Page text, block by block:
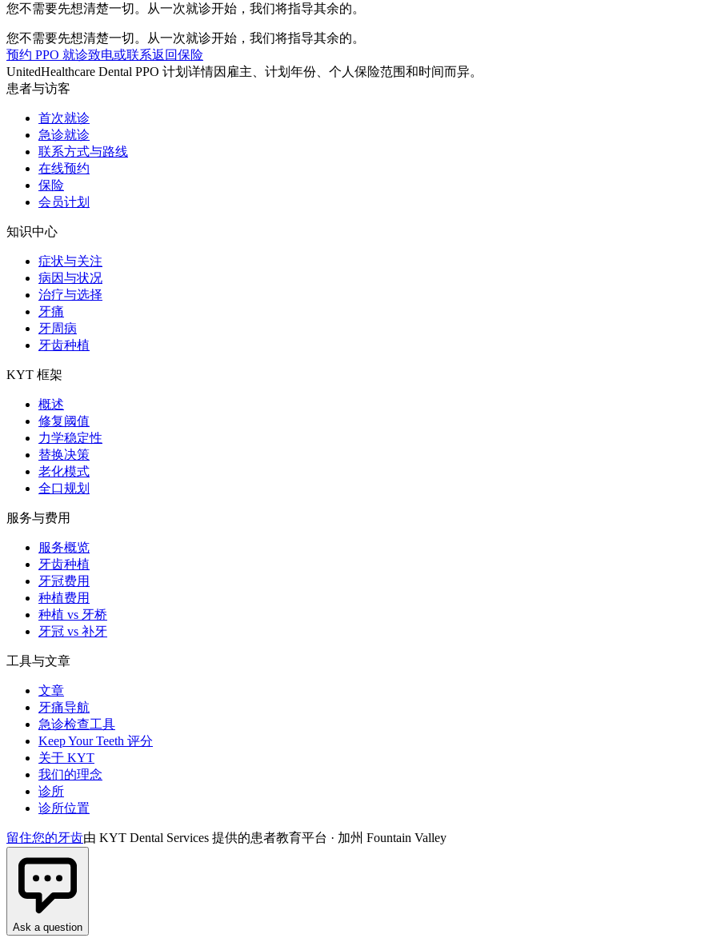
您不需要先想清楚一切。从一次就诊开始，我们将指导其余的。
您不需要先想清楚一切。从一次就诊开始，我们将指导其余的。
预约 PPO 就诊致电或联系返回保险
UnitedHealthcare Dental PPO 计划详情因雇主、计划年份、个人保险范围和时间而异。
患者与访客
首次就诊
急诊就诊
联系方式与路线
在线预约
保险
会员计划
知识中心
症状与关注
病因与状况
治疗与选择
牙痛
牙周病
牙齿种植
KYT 框架
概述
修复阈值
力学稳定性
替换决策
老化模式
全口规划
服务与费用
服务概览
牙齿种植
牙冠费用
种植费用
种植 vs 牙桥
牙冠 vs 补牙
工具与文章
文章
牙痛导航
急诊检查工具
Keep Your Teeth 评分
关于 KYT
我们的理念
诊所
诊所位置
留住您的牙齿由 KYT Dental Services 提供的患者教育平台 · 加州 Fountain Valley
Ask a question